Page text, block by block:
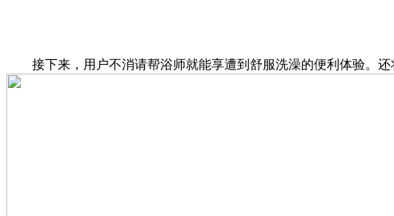
接下来，用户不消请帮浴师就能享遭到舒服洗澡的便利体验。还